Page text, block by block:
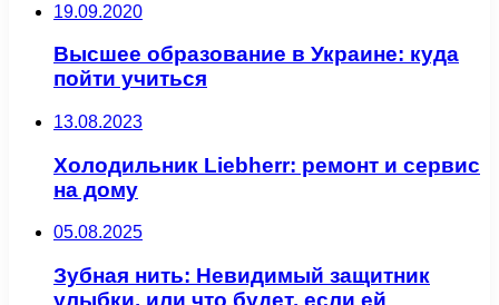
19.09.2020
Высшее образование в Украине: куда
пойти учиться
13.08.2023
Холодильник Liebherr: ремонт и сервис
на дому
05.08.2025
Зубная нить: Невидимый защитник
улыбки, или что будет, если ей